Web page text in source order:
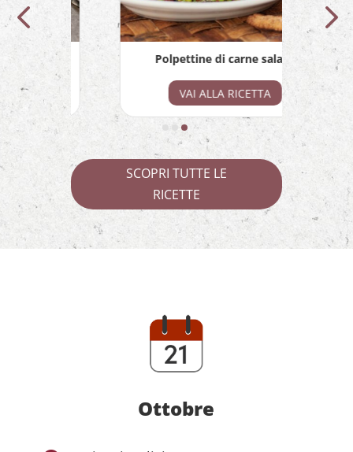
Polpettine di carne salada
VAI ALLA RICETTA
SCOPRI TUTTE LE
RICETTE
Ottobre